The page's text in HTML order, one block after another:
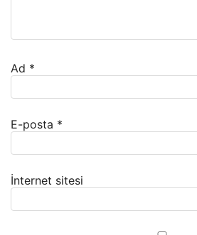
Ad *
E-posta *
İnternet sitesi